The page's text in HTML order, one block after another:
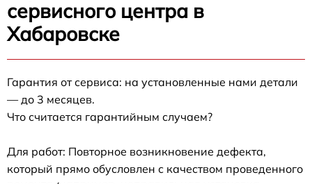
сервисного центра в
Хабаровске
Гарантия от сервиса: на установленные нами детали
— до 3 месяцев.
Что считается гарантийным случаем?
Для работ: Повторное возникновение дефекта,
который прямо обусловлен с качеством проведенного